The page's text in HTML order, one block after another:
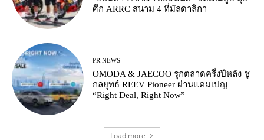
ศึก ARRC สนาม 4 ที่มัลดาลิกา
PR NEWS
OMODA & JAECOO รุกตลาดครึ่งปีหลัง ชู
กลยุทธ์ REEV Pioneer ผ่านแคมเปญ
“Right Deal, Right Now”
Load more